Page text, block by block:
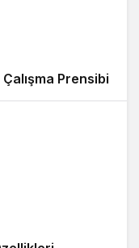
Prensibi